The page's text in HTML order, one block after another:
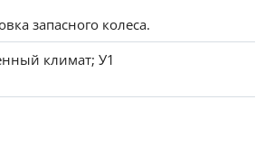
запасного колеса.
климат; У1